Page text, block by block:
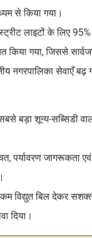
से किया गया।
लाइटों के लिए
किया गया, जिससे
नगरपालिका सेवाएँ बढ़
बड़ा शून्य-सब्सिडी
पर्यावरण जागरूकता
विद्युत बिल देकर
दिया।